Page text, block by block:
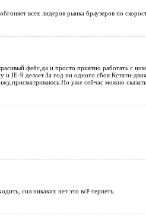
всех лидеров рынка браузеров по
фейс,да и просто приятно работать с
и IE-9 делает.За год ни одного сбоя.Кстати-
уже сейчас можно
сил никаких нет это всё терпеть.